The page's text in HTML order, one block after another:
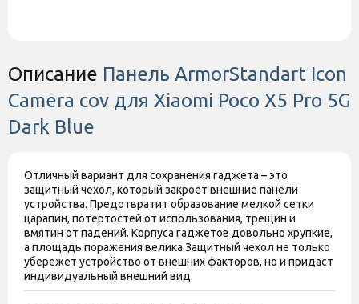
Описание Панель ArmorStandart Icon
Camera cov для Xiaomi Poco X5 Pro 5G
Dark Blue
Отличный вариант для сохранения гаджета – это
защитный чехол, который закроет внешние панели
устройства. Предотвратит образование мелкой сетки
царапин, потертостей от использования, трещин и
вмятин от падений. Корпуса гаджетов довольно хрупкие,
а площадь поражения велика.Защитный чехол не только
убережет устройство от внешних факторов, но и придаст
индивидуальный внешний вид.